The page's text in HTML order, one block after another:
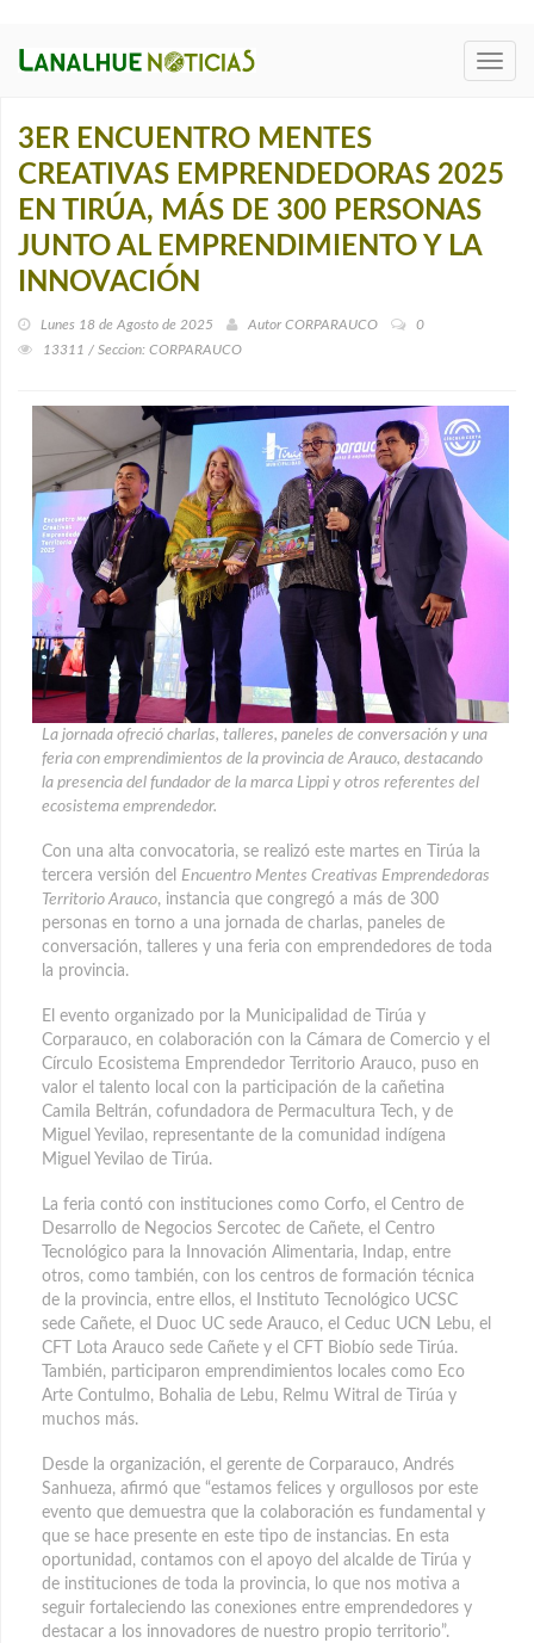
3ER ENCUENTRO MENTES
CREATIVAS EMPRENDEDORAS 2025
EN TIRÚA, MÁS DE 300 PERSONAS
JUNTO AL EMPRENDIMIENTO Y LA
INNOVACIÓN
Lunes 18 de Agosto de 2025 Autor CORPARAUCO
0
13311 / Seccion: CORPARAUCO
La jornada ofreció charlas, talleres, paneles de conversación y una
feria con emprendimientos de la provincia de Arauco, destacando
la presencia del fundador de la marca Lippi y otros referentes del
ecosistema emprendedor.
Con una alta convocatoria, se realizó este martes en Tirúa la
tercera versión del Encuentro Mentes Creativas Emprendedoras
Territorio Arauco, instancia que congregó a más de 300
personas en torno a una jornada de charlas, paneles de
conversación, talleres y una feria con emprendedores de toda
la provincia.
El evento organizado por la Municipalidad de Tirúa y
Corparauco, en colaboración con la Cámara de Comercio y el
Círculo Ecosistema Emprendedor Territorio Arauco, puso en
valor el talento local con la participación de la cañetina
Camila Beltrán, cofundadora de Permacultura Tech, y de
Miguel Yevilao, representante de la comunidad indígena
Miguel Yevilao de Tirúa.
La feria contó con instituciones como Corfo, el Centro de
Desarrollo de Negocios Sercotec de Cañete, el Centro
Tecnológico para la Innovación Alimentaria, Indap, entre
otros, como también, con los centros de formación técnica
de la provincia, entre ellos, el Instituto Tecnológico UCSC
sede Cañete, el Duoc UC sede Arauco, el Ceduc UCN Lebu, el
CFT Lota Arauco sede Cañete y el CFT Biobío sede Tirúa.
También, participaron emprendimientos locales como Eco
Arte Contulmo, Bohalia de Lebu, Relmu Witral de Tirúa y
muchos más.
Desde la organización, el gerente de Corparauco, Andrés
Sanhueza, afirmó que “estamos felices y orgullosos por este
evento que demuestra que la colaboración es fundamental y
que se hace presente en este tipo de instancias. En esta
oportunidad, contamos con el apoyo del alcalde de Tirúa y
de instituciones de toda la provincia, lo que nos motiva a
seguir fortaleciendo las conexiones entre emprendedores y
destacar a los innovadores de nuestro propio territorio”.